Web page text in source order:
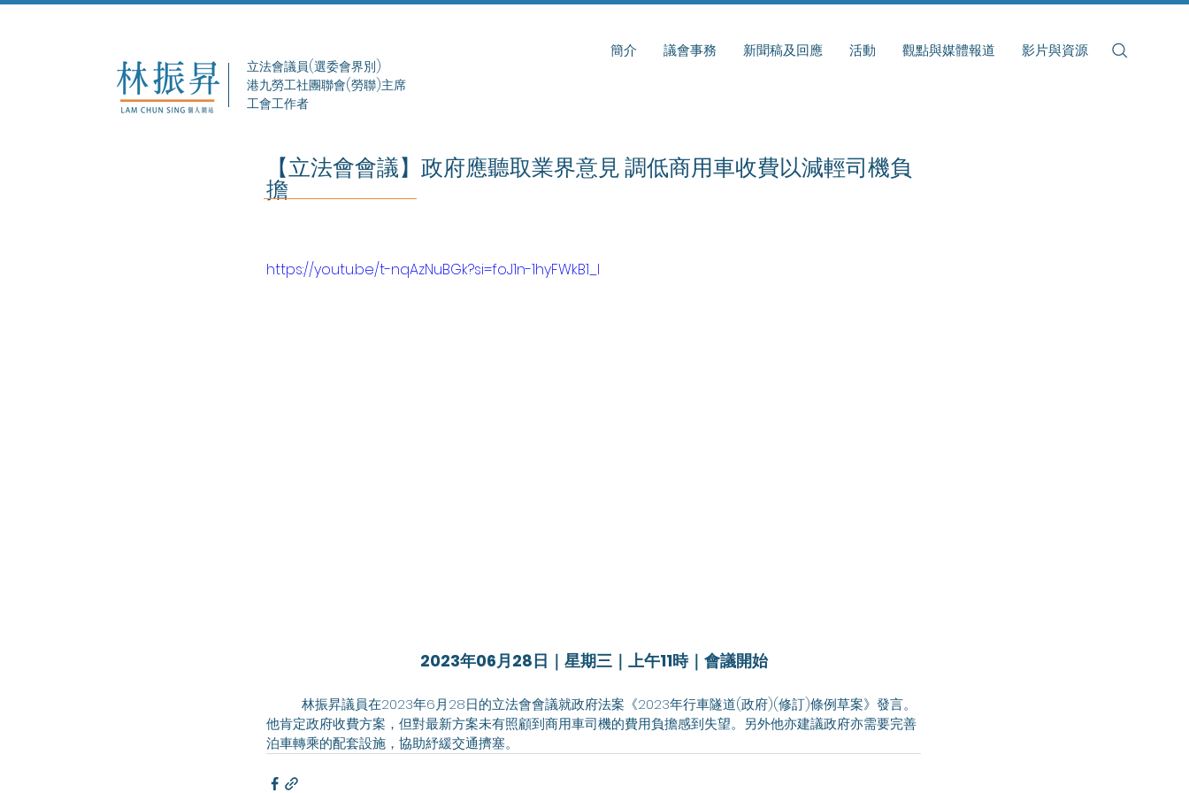
立法會議員(選委會界別)
港九勞工社團聯會(勞聯)主席
工會工作者
簡介 議會事務 新聞稿及回應 活動 觀點與媒體報道 影片與資源
【立法會會議】政府應聽取業界意見 調低商用車收費以減輕司機負
擔
https://youtu.be/t-nqAzNuBGk?si=foJ1n-1hyFWkB1_l
2023年06月28日｜星期三｜上午11時｜會議開始
他肯定政府收費方案，但對最新方案未有照顧到商用車司機的費用負擔感到失望。另外他亦建議政府亦需要完善
泊車轉乘的配套設施，協助紓緩交通擠塞。